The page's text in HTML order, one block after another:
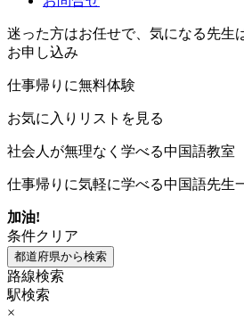
迷った方はお任せで、気になる先生
お申し込み
仕事帰りに無料体験
お気に入りリストを見る
社会人が無理なく学べる中国語教室
仕事帰りに気軽に学べる中国語先生
加油!
条件クリア
路線検索
駅検索
×